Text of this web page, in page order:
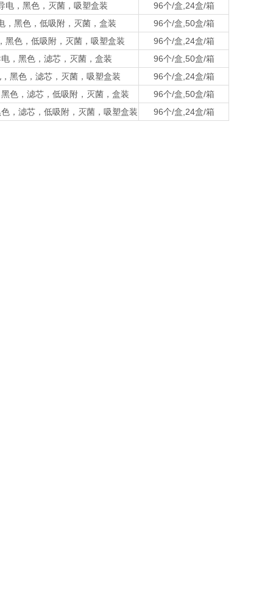
，黑色，灭菌，吸塑盒装
96个/盒,24盒/箱
黑色，低吸附，灭菌，盒装
96个/盒,50盒/箱
色，低吸附，灭菌，吸塑盒装
96个/盒,24盒/箱
，黑色，滤芯，灭菌，盒装
96个/盒,50盒/箱
黑色，滤芯，灭菌，吸塑盒装
96个/盒,24盒/箱
色，滤芯，低吸附，灭菌，盒装
96个/盒,50盒/箱
，滤芯，低吸附，灭菌，吸塑盒装
96个/盒,24盒/箱